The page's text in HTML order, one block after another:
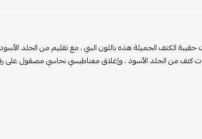
الكتف الجميلة هذه باللون البني ، مع تقليم من الجلد
كتف من الجلد الأسود ، وإغلاق مغناطيسي نحاسي مصقول على